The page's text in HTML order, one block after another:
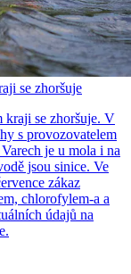
se zhoršuje
kraji se zhoršuje. V
s provozovatelem
je u mola i na
jsou sinice. Ve
zákaz
chlorofylem-a a
údajů na